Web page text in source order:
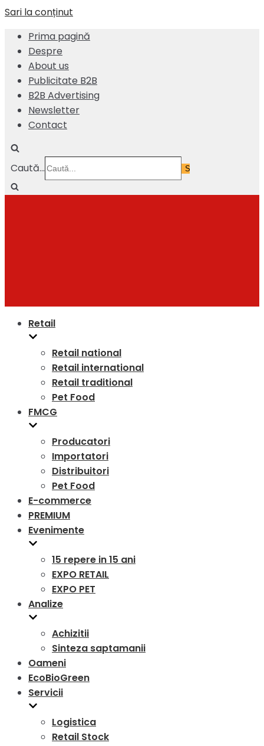
Sari la conținut
Prima pagină
Despre
About us
Publicitate B2B
B2B Advertising
Newsletter
Contact
Caută...
Retail
Retail national
Retail international
Retail traditional
Pet Food
FMCG
Producatori
Importatori
Distribuitori
Pet Food
E-commerce
PREMIUM
Evenimente
15 repere in 15 ani
EXPO RETAIL
EXPO PET
Analize
Achizitii
Sinteza saptamanii
Oameni
EcoBioGreen
Servicii
Logistica
Retail Stock